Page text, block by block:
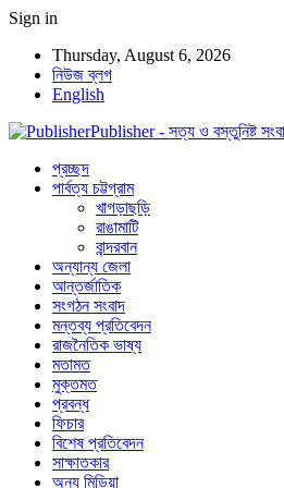
Sign in
Thursday, August 6, 2026
নিউজ ব্লগ
English
Publisher - সত্য ও বস্তুনিষ্ট
প্রচ্ছদ
পার্বত্য চট্টগ্রাম
খাগড়াছড়ি
রাঙামাটি
বান্দরবান
অন্যান্য জেলা
আন্তর্জাতিক
সংগঠন সংবাদ
মন্তব্য প্রতিবেদন
রাজনৈতিক ভাষ্য
মতামত
মুক্তমত
প্রবন্ধ
ফিচার
বিশেষ প্রতিবেদন
সাক্ষাতকার
অন্য মিডিয়া